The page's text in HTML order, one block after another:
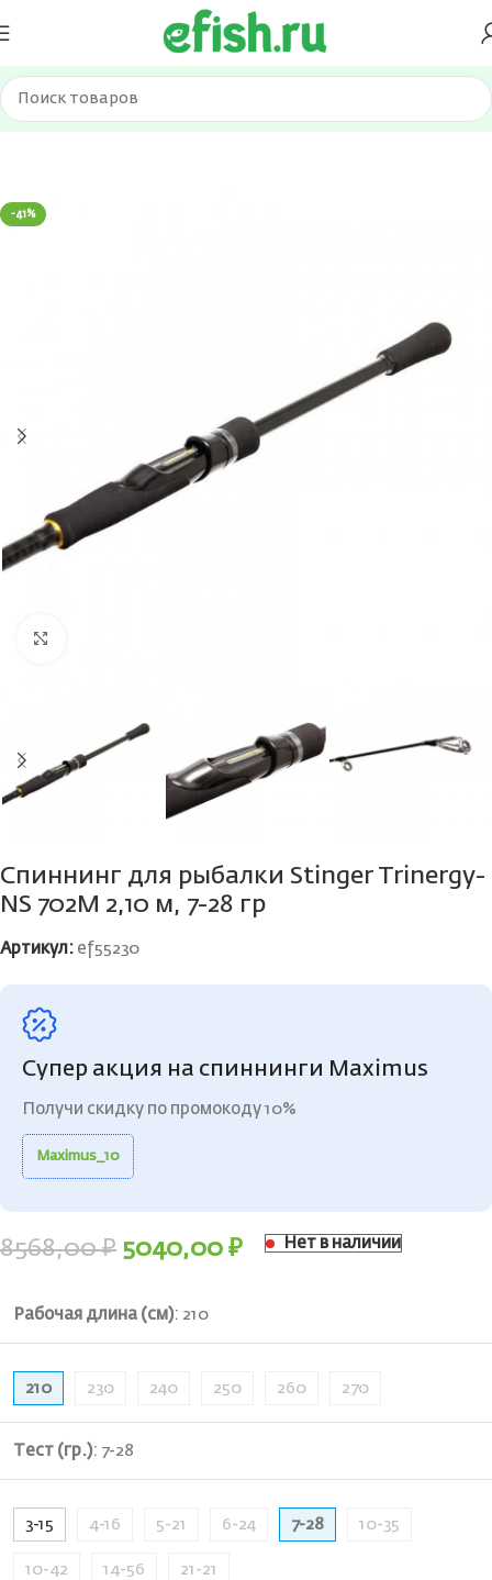
Главная Удилища Спиннинги
-41%
Спиннинг для рыбалки Stinger Trinergy-
NS 702M 2,10 м, 7-28 гр
Артикул: ef55230
Супер акция на спиннинги Maximus
Получи скидку по промокоду 10%
Maximus_10
8568,00₽ 5040,00 ₽ Нет в наличии
Рабочая длина (см): 210
210 230 240 250 260 270
Тест (гр.): 7-28
3-15 4-16 5-21 6-24 7-28 10-35
10-42 14-56 21-21